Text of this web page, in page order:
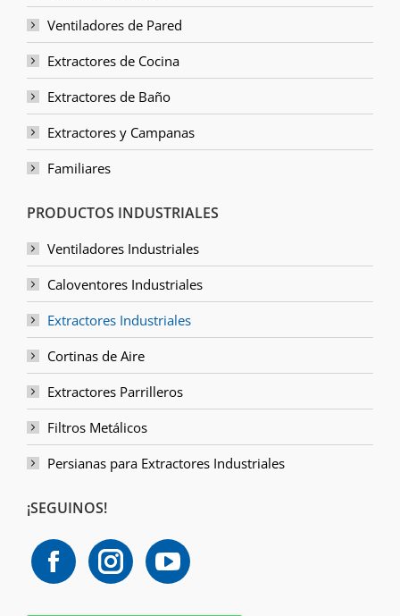
Ventiladores de Pared
Extractores de Cocina
Extractores de Baño
Extractores y Campanas
Familiares
PRODUCTOS INDUSTRIALES
Ventiladores Industriales
Caloventores Industriales
Extractores Industriales
Cortinas de Aire
Extractores Parrilleros
Filtros Metálicos
Persianas para Extractores Industriales
¡SEGUINOS!